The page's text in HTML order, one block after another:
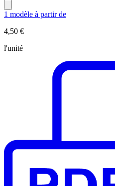
1 modèle à partir de
4,50 €
l'unité